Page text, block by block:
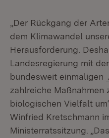
„Der Rückgang der
dem Klimawandel
Herausforderung.
Landesregierung mit
bundesweit einmaligen
zahlreiche Maßnahmen
biologischen Vielfalt
Winfried Kretschmann
Ministerratssitzung.